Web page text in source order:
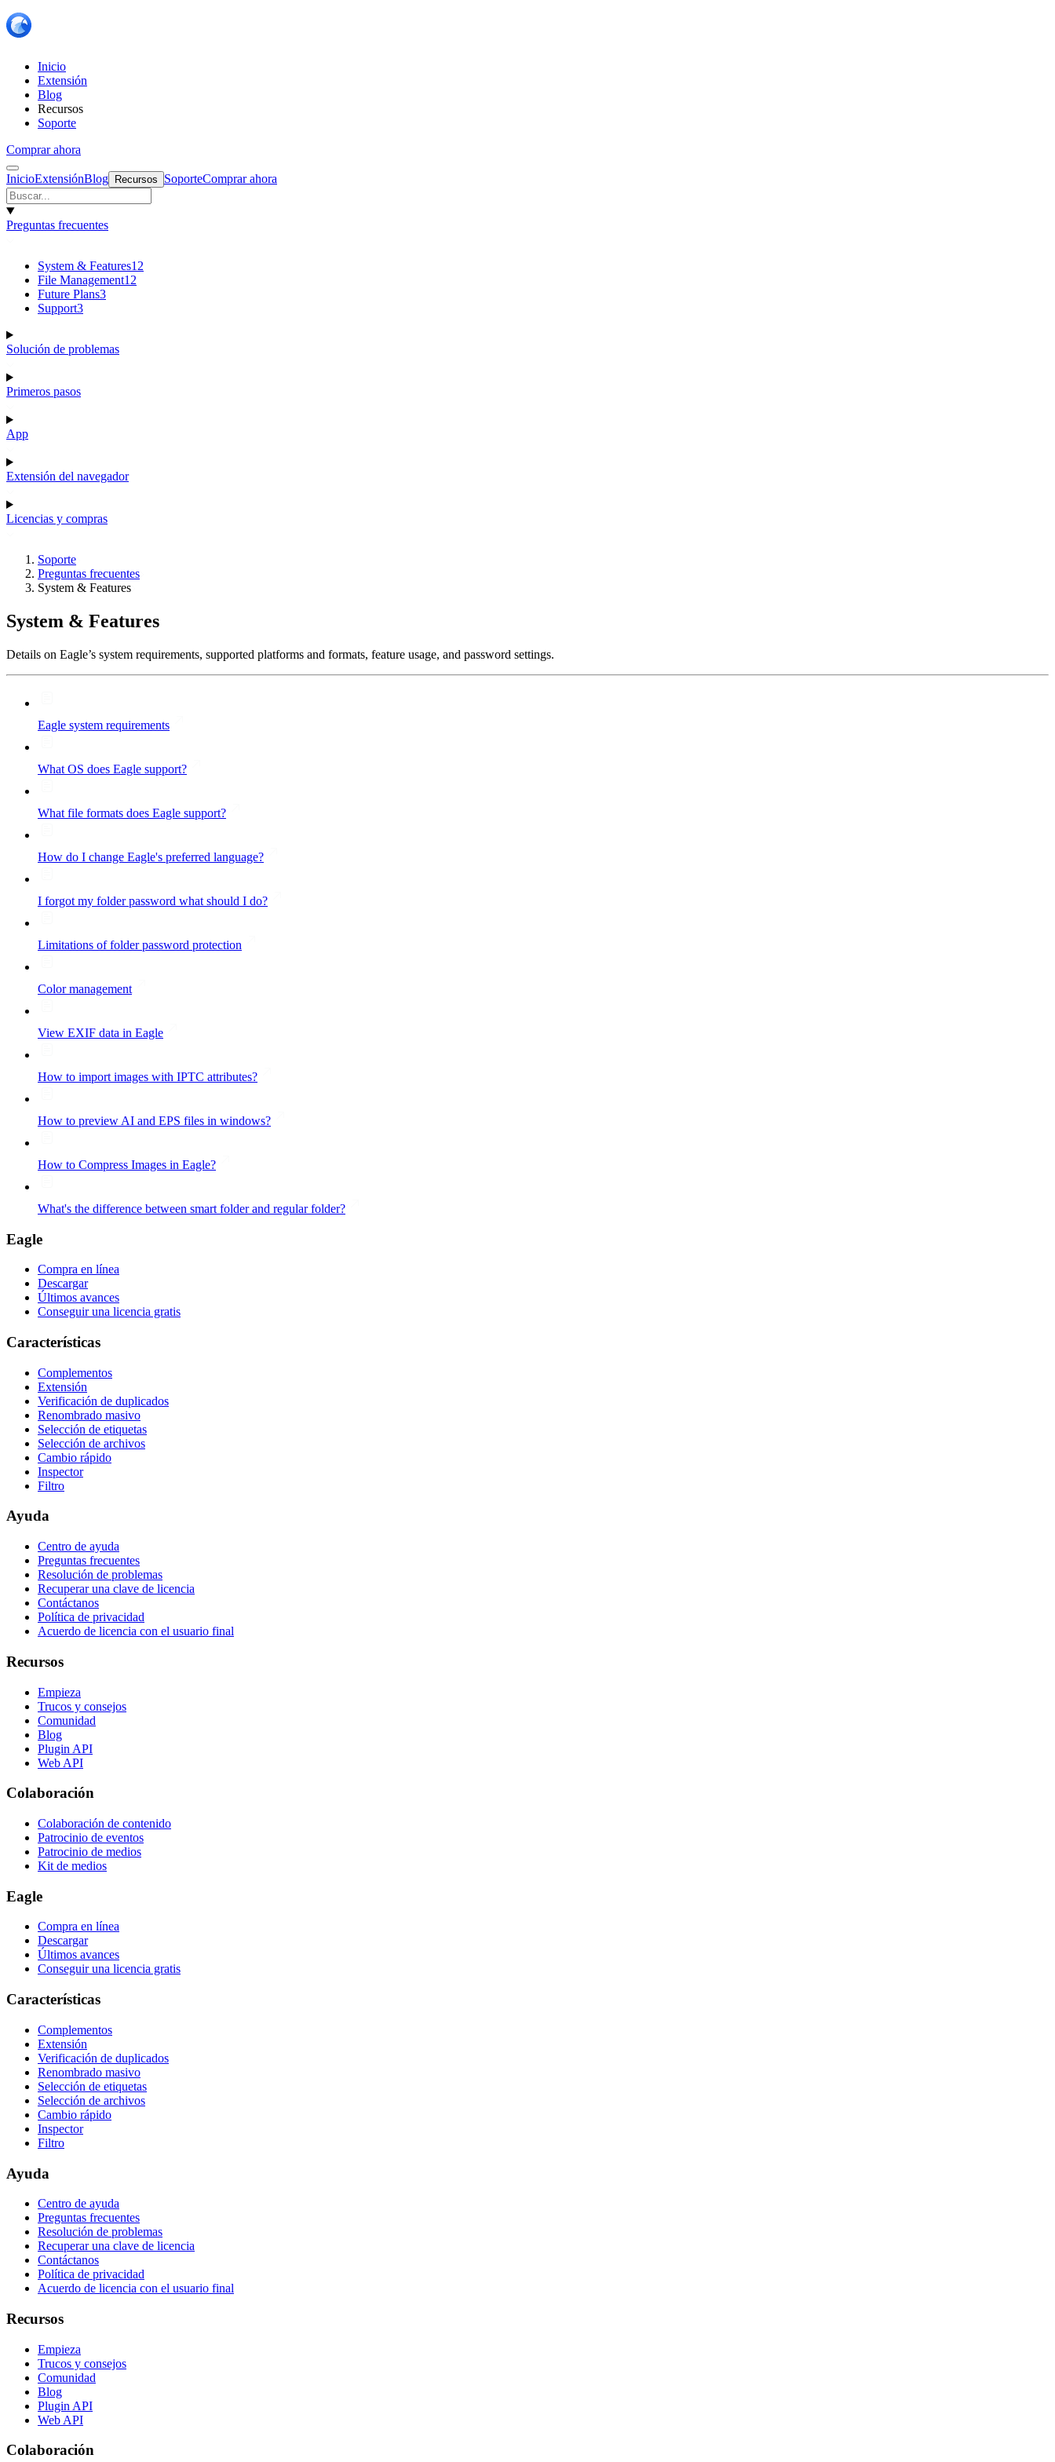
Inicio
Extensión
Blog
Recursos
Soporte
Comprar ahora
InicioExtensiónBlog Recursos SoporteComprar ahora
Preguntas frecuentes
System & Features12
File Management12
Future Plans3
Support3
Solución de problemas
Primeros pasos
App
Extensión del navegador
Licencias y compras
Soporte
Preguntas frecuentes
System & Features
System & Features
Details on Eagle’s system requirements, supported platforms and formats, feature usage, and password settings.
Eagle system requirements
What OS does Eagle support?
What file formats does Eagle support?
How do I change Eagle's preferred language?
I forgot my folder password what should I do?
Limitations of folder password protection
Color management
View EXIF data in Eagle
How to import images with IPTC attributes?
How to preview AI and EPS files in windows?
How to Compress Images in Eagle?
What's the difference between smart folder and regular folder?
Eagle
Compra en línea
Descargar
Últimos avances
Conseguir una licencia gratis
Características
Complementos
Extensión
Verificación de duplicados
Renombrado masivo
Selección de etiquetas
Selección de archivos
Cambio rápido
Inspector
Filtro
Ayuda
Centro de ayuda
Preguntas frecuentes
Resolución de problemas
Recuperar una clave de licencia
Contáctanos
Política de privacidad
Acuerdo de licencia con el usuario final
Recursos
Empieza
Trucos y consejos
Comunidad
Blog
Plugin API
Web API
Colaboración
Colaboración de contenido
Patrocinio de eventos
Patrocinio de medios
Kit de medios
Eagle
Compra en línea
Descargar
Últimos avances
Conseguir una licencia gratis
Características
Complementos
Extensión
Verificación de duplicados
Renombrado masivo
Selección de etiquetas
Selección de archivos
Cambio rápido
Inspector
Filtro
Ayuda
Centro de ayuda
Preguntas frecuentes
Resolución de problemas
Recuperar una clave de licencia
Contáctanos
Política de privacidad
Acuerdo de licencia con el usuario final
Recursos
Empieza
Trucos y consejos
Comunidad
Blog
Plugin API
Web API
Colaboración